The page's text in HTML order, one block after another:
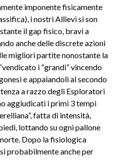
imponente fisicamente
i nostri Allievi si son
il gap fisico, bravi a
anche delle discrete azioni
migliori partite nonostante la
i “grandi” vincendo
e appaiandoli al secondo
a razzo degli Esploratori
aggiudicati i primi 3 tempi
fatta di intensità,
lottando su ogni pallone
Dopo la fisiologica
probabilmente anche per